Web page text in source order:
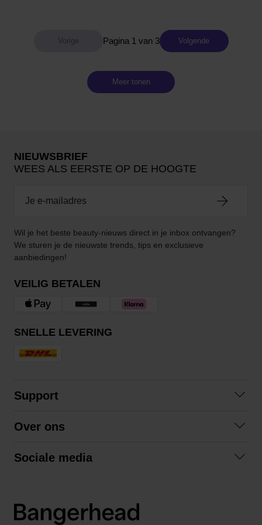
Pagina 1 van 3 Volgende
Meer tonen
NIEUWSBRIEF
WEES ALS EERSTE OP DE HOOGTE
Wil je het beste beauty-nieuws direct in je inbox ontvangen?
We sturen je de nieuwste trends, tips en exclusieve
aanbiedingen!
VEILIG BETALEN
SNELLE LEVERING
Support
Algemene voorwaarden
Over ons
Sociale media
LinkedIn